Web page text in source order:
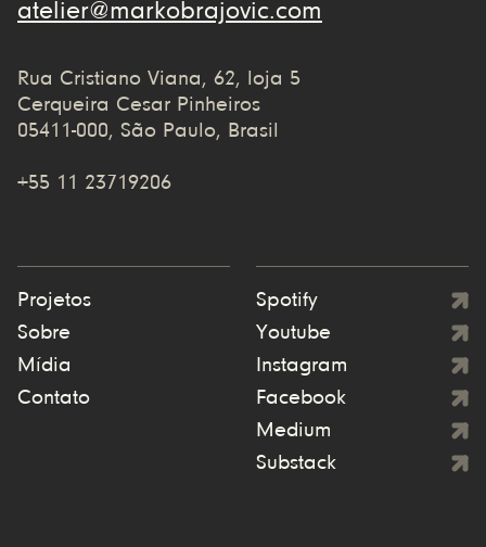
atelier@markobrajovic.com
Rua Cristiano Viana, 62, loja 5
Cerqueira Cesar Pinheiros
05411-000, São Paulo, Brasil
+55 11 23719206
Projetos
Sobre
Mídia
Contato
Spotify
Youtube
Instagram
Facebook
Medium
Substack